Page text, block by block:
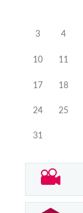
3 4
10 11
17 18
24 25
31